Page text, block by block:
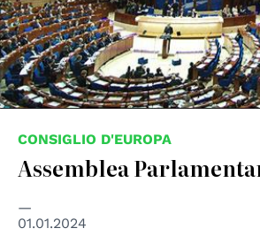
CONSIGLIO D'EUROPA
Assemblea
01.01.2024